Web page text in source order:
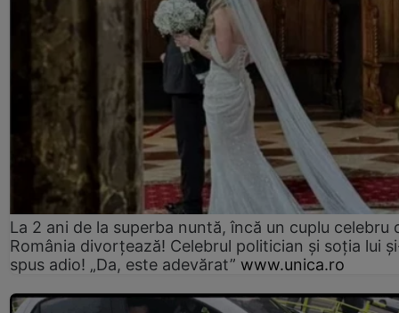
La 2 ani de la superba nuntă, încă un cuplu celebru
România divorțează! Celebrul politician și soția lui
spus adio! „Da, este adevărat” www.unica.ro